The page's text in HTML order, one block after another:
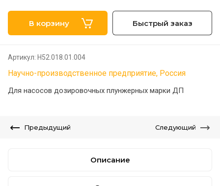
В корзину Быстрый заказ
Артикул: Н52.018.01.004
Научно-производственное предприятие, Россия
Для насосов дозировочных плунжерных марки ДП
Предыдущий Следующий
Описание